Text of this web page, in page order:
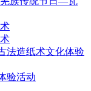
法造纸术文化体验
验活动